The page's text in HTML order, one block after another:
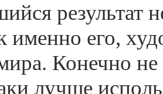
результат
именно его,
Конечно не
лучше